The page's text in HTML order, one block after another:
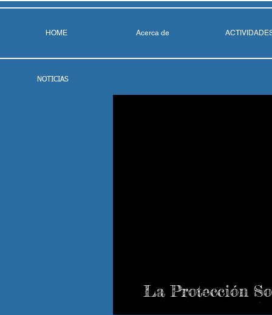
HOME Acerca de
NOTICIAS
La Protección